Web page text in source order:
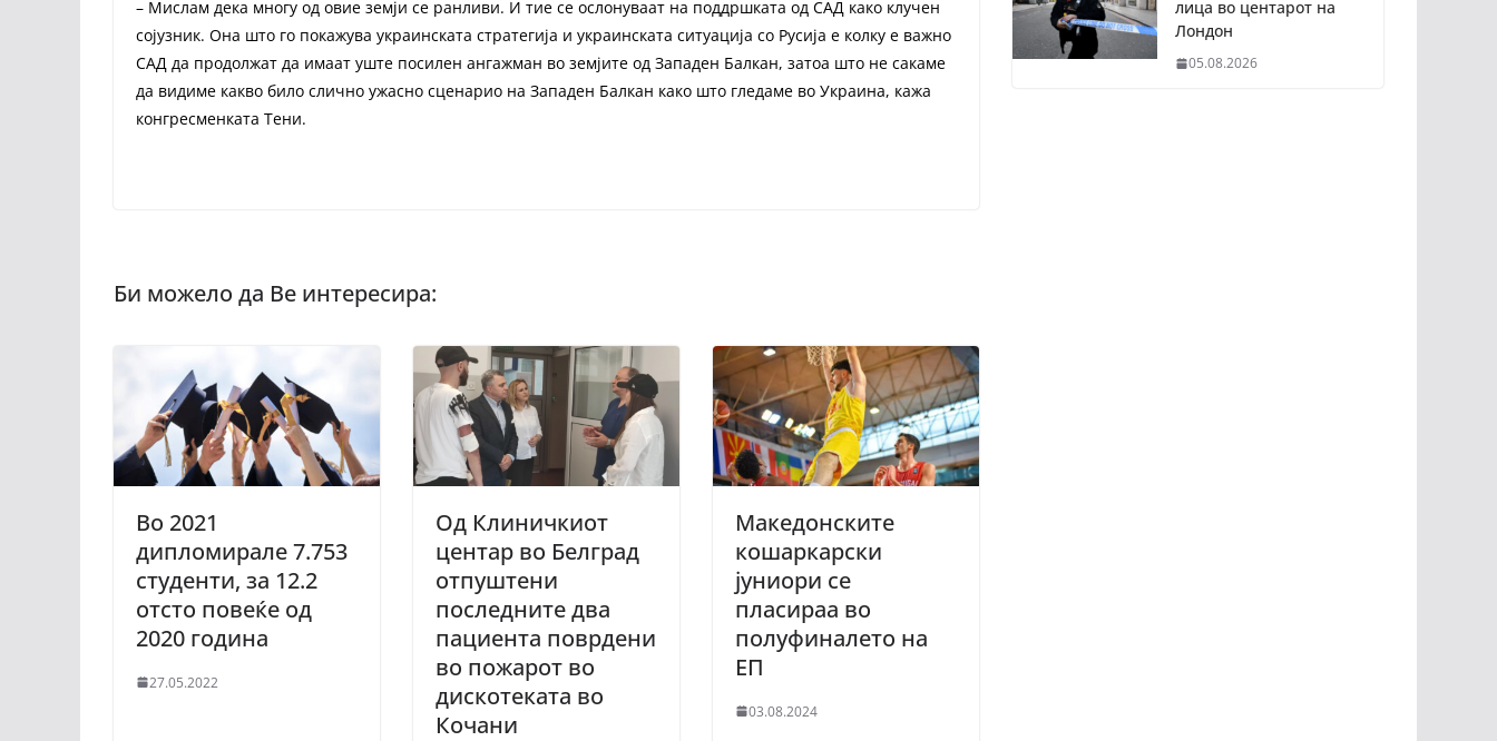
– Мислам дека многу од овие земји се ранливи. И тие се ослонуваат на поддршката од САД како клучен
сојузник. Она што го покажува украинската стратегија и украинската ситуација со Русија е колку е важно
САД да продолжат да имаат уште посилен ангажман во земјите од Западен Балкан, затоа што не сакаме
да видиме какво било слично ужасно сценарио на Западен Балкан како што гледаме во Украина, кажа
конгресменката Тени.
Во 2021
дипломирале 7.753
студенти, за 12.2
отсто повеќе од
2020 година
27.05.2022
Од Клиничкиот
центар во Белград
отпуштени
последните два
пациента поврдени
во пожарот во
дискотеката во
Кочани
Македонските
кошаркарски
јуниори се
пласираа во
полуфиналето на
ЕП
03.08.2024
лица во центарот на
Лондон
05.08.2026